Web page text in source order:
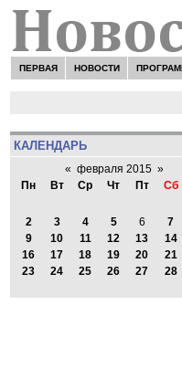
ПЕРВАЯ НОВОСТИ
Цыпляев "Мир как никогда
КАЛЕНДАРЬ
« февраля 2015 »
Пн
Вт Ср Чт Пт Сб
2
3 4 5 6 7
9
10 11 12 13 14
16
17 18 19 20 21
23
24 25 26 27 28